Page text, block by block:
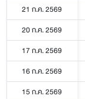
21 ก.ค. 2569
20 ก.ค. 2569
17 ก.ค. 2569
16 ก.ค. 2569
15 ก.ค. 2569